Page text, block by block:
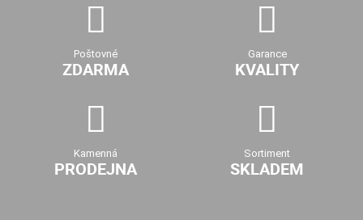
Poštovné
ZDARMA
Garance
KVALITY
Kamenná
PRODEJNA
Sortiment
SKLADEM